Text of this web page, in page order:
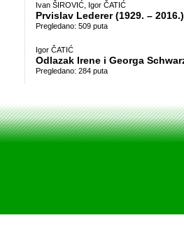
Ivan ŠIROVIĆ, Igor ČATIĆ
Prvislav Lederer (1929. – 2016.)
Pregledano: 509 puta
Igor ČATIĆ
Odlazak Irene i Georga
Pregledano: 284 puta